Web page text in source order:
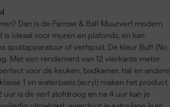
Dan is de Farrow & Ball Muurverf modern
ideaal voor muren en plafonds, en kan
spuitapparatuur of verfspuit. De kleur Buff (No.
Met een rendement van 12 vierkante meter
voor de keuken, badkamer, hal en andere
1 en waterbasis (acryl) maken het product
uur is de verf stofdroog en na 4 uur kan je